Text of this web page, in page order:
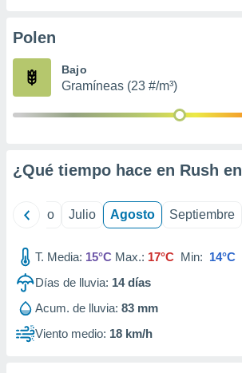
e
mediante
publicidad
publicidad
1199
Polen
Bajo
Gramíneas (23 #/m³)
¿Qué tiempo hace en Rush en
Junio Julio Agosto Septiembre
T. Media: 15°C Max.: 17°C Min: 14°C
Días de lluvia: 14días
Acum. de lluvia: 83 mm
Viento medio: 18 km/h